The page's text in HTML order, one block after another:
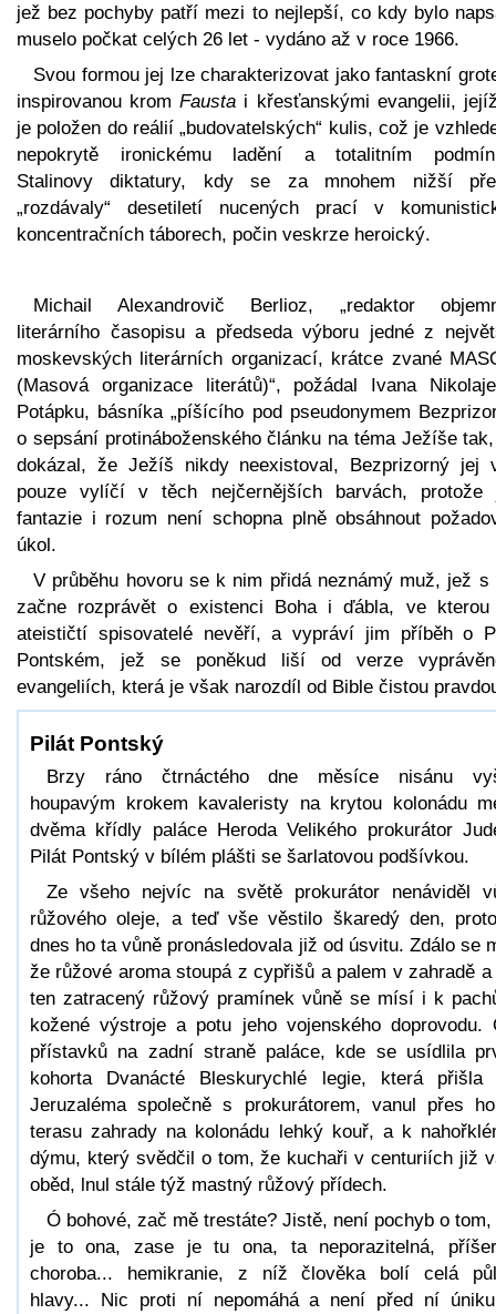
jež bez pochyby patří mezi to nejlepší, co kdy bylo
muselo počkat celých 26 let - vydáno až v roce 1966.
Svou formou jej lze charakterizovat jako fantaskní
inspirovanou kromFausta i křesťanskými evangelii,
je položen do reálií „budovatelských“ kulis, což je
nepokrytě ironickému ladění a totalitním
Stalinovy diktatury, kdy se za mnohem nižší
„rozdávaly“ desetiletí nucených prací v
koncentračních táborech, počin veskrze heroický.
Michail Alexandrovič Berlioz, „redaktor
literárního časopisu a předseda výboru jedné z
moskevských literárních organizací, krátce zvané
(Masová organizace literátů)“, požádal Ivana
Potápku, básníka „píšícího pod pseudonymem
o sepsání protináboženského článku na téma Ježíše
dokázal, že Ježíš nikdy neexistoval, Bezprizorný jej
pouze vylíčí v těch nejčernějších barvách, protože
fantazie i rozum není schopna plně obsáhnout
úkol.
V průběhu hovoru se k nim přidá neznámý muž, jež s
začne rozprávět o existenci Boha i ďábla, ve kterou
ateističtí spisovatelé nevěří, a vypráví jim příběh o
Pontském, jež se poněkud liší od verze
evangeliích, která je však narozdíl od Bible čistou
Pilát Pontský
Brzy ráno čtrnáctého dne měsíce nisánu
houpavým krokem kavaleristy na krytou kolonádu
dvěma křídly paláce Heroda Velikého prokurátor
Pilát Pontský v bílém plášti se šarlatovou podšívkou.
Ze všeho nejvíc na světě prokurátor nenáviděl
růžového oleje, a teď vše věstilo škaredý den,
dnes ho ta vůně pronásledovala již od úsvitu. Zdálo se
že růžové aroma stoupá z cypřišů a palem v zahradě a
ten zatracený růžový pramínek vůně se mísí i k
kožené výstroje a potu jeho vojenského doprovodu.
přístavků na zadní straně paláce, kde se usídlila
kohorta Dvanácté Bleskurychlé legie, která přišla
Jeruzaléma společně s prokurátorem, vanul přes
terasu zahrady na kolonádu lehký kouř, a k
dýmu, který svědčil o tom, že kuchaři v centuriích již
oběd, lnul stále týž mastný růžový přídech.
Ó bohové, zač mě trestáte? Jistě, není pochyb o tom,
je to ona, zase je tu ona, ta neporazitelná,
choroba... hemikranie, z níž člověka bolí celá
hlavy... Nic proti ní nepomáhá a není před ní